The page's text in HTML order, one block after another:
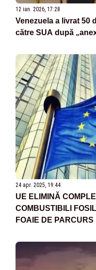
12 ian. 2026, 17:28
Venezuela a livrat 50
către SUA după
24 apr. 2025, 19:44
UE ELIMINĂ
COMBUSTIBILI
FOAIE DE